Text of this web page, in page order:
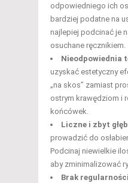
odpowiedniego ich
bardziej podatne na
najlepiej podcinać je
osuchane ręcznikiem.
Nieodpowiednia
uzyskać estetyczny
„na skos” zamiast
ostrym krawędziom i
końcówek.
Liczne i zbyt
prowadzić do
Podcinaj niewielkie
aby zminimalizować
Brak regularności